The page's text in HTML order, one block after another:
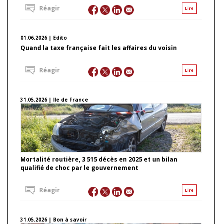
Lire
Réagir
01.06.2026 | Edito
Quand la taxe française fait les affaires du voisin
Lire
Réagir
31.05.2026 | Ile de France
Mortalité routière, 3 515 décès en 2025 et un bilan
qualifié de choc par le gouvernement
Lire
Réagir
31.05.2026 | Bon à savoir